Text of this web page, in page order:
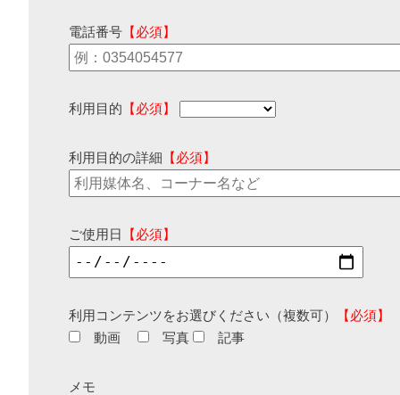
電話番号 【必須】
利用目的 【必須】
利用目的の詳細 【必須】
ご使用日 【必須】
利用コンテンツをお選びください（複数可）
【必須】
動画
写真 記事
メモ